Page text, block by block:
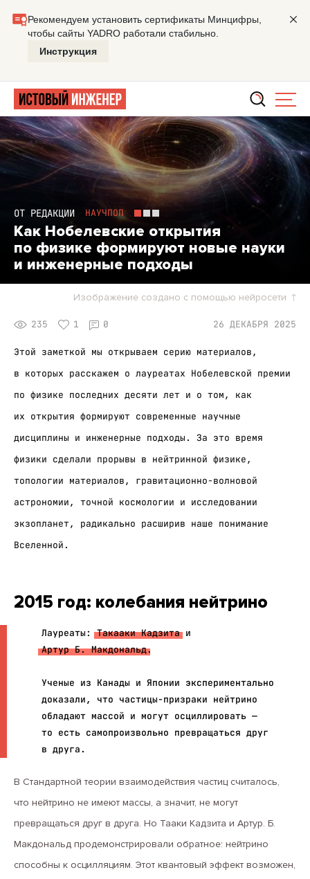
Главная Заметки
ОТ РЕДАКЦИИ НАУЧПОП
Как Нобелевские открытия
по физике формируют новые науки
и инженерные подходы
Изображение создано с помощью нейросети
235 1 0 26 ДЕКАБРЯ 2025
Этой заметкой мы открываем серию материалов,
в которых расскажем о лауреатах Нобелевской премии
по физике последних десяти лет и о том, как
их открытия формируют современные научные
дисциплины и инженерные подходы. За это время
физики сделали прорывы в нейтринной физике,
топологии материалов, гравитационно-волновой
астрономии, точной космологии и исследовании
экзопланет, радикально расширив наше понимание
Вселенной.
2015 год: колебания нейтрино
Лауреаты: Такааки Кадзитаи
Артур Б. Макдональд.
Ученые из Канады и Японии экспериментально
доказали, что частицы-призраки нейтрино
обладают массой и могут осциллировать —
то есть самопроизвольно превращаться друг
в друга.
В Стандартной теории взаимодействия частиц считалось,
что нейтрино не имеют массы, а значит, не могут
превращаться друг в друга. Но Тааки Кадзита и Артур. Б.
Макдональд продемонстрировали обратное: нейтрино
способны к осцилляциям. Этот квантовый эффект возможен,